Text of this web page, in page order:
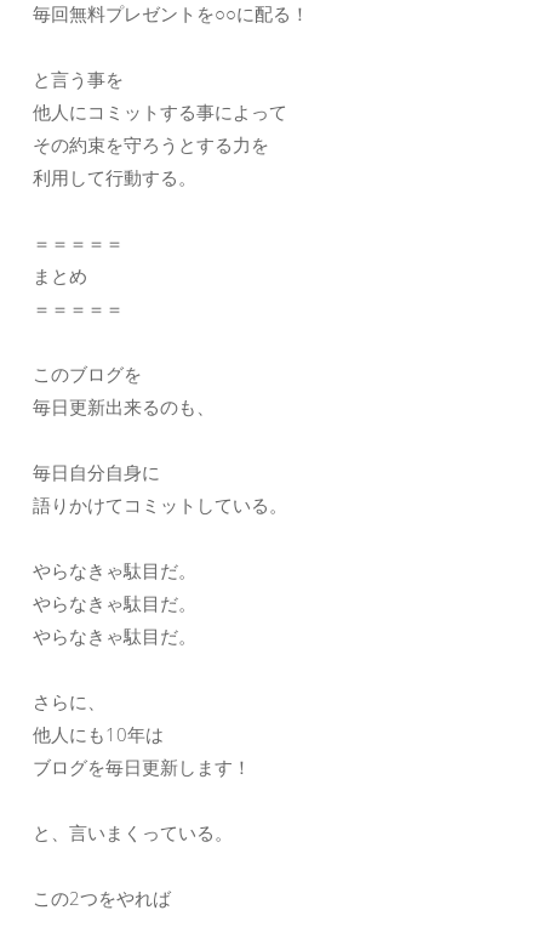
毎回無料プレゼントを○○に配る！
と言う事を
他人にコミットする事によって
その約束を守ろうとする力を
利用して行動する。
＝＝＝＝＝
まとめ
＝＝＝＝＝
このブログを
毎日更新出来るのも、
毎日自分自身に
語りかけてコミットしている。
やらなきゃ駄目だ。
やらなきゃ駄目だ。
やらなきゃ駄目だ。
さらに、
他人にも10年は
ブログを毎日更新します！
と、言いまくっている。
この2つをやれば